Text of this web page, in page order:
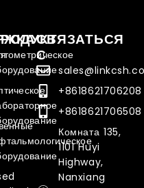
СВЯЗАТЬСЯ
С
+8618621706208
+8618621706508
Комната 135,
1101 Huyi
Highway,
Nanxiang